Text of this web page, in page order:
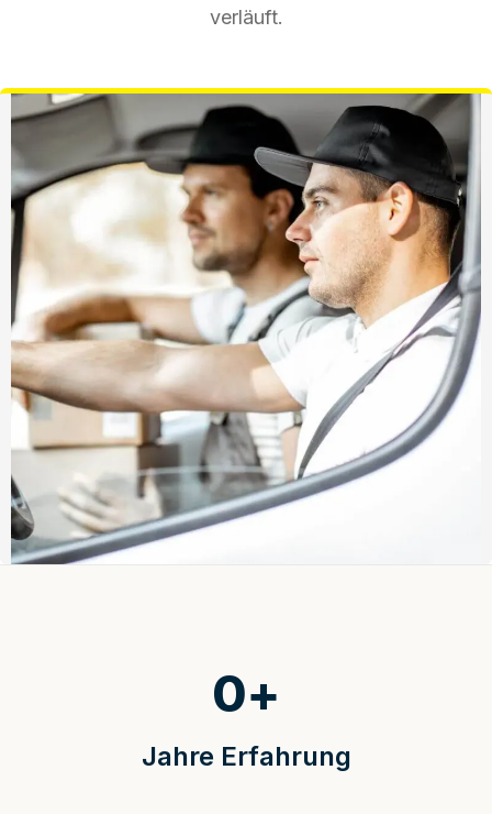
verläuft.
Jahre Erfahrung
0+